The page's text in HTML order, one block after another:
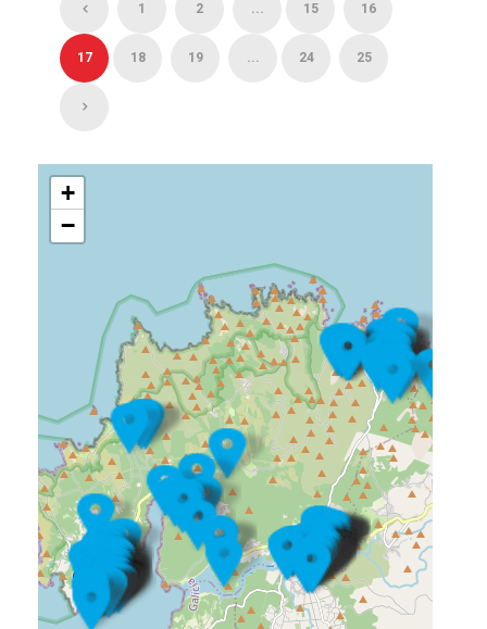
1 2 ... 15 16
17 18 19 ... 24 25
+
−